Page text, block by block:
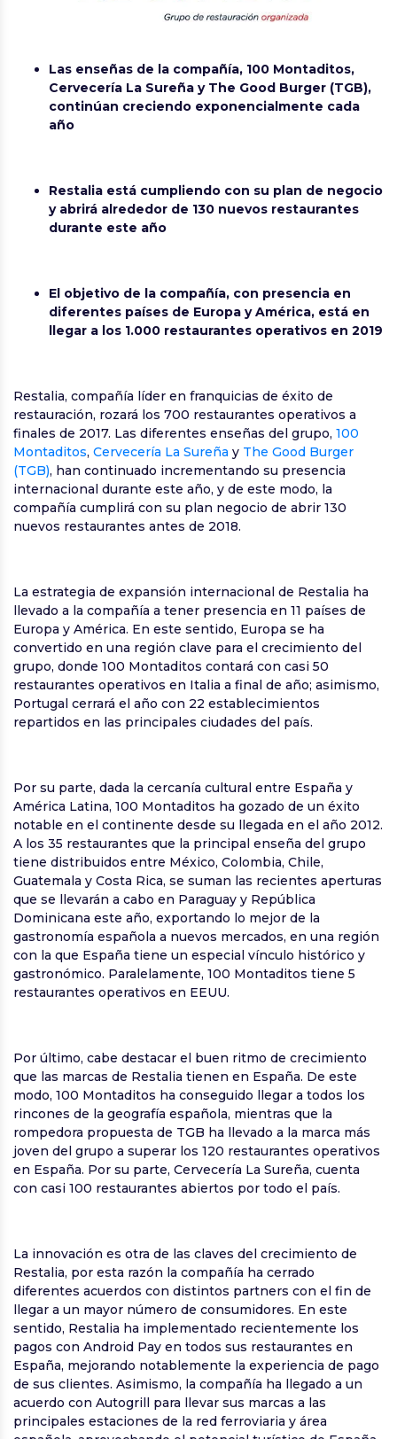
Las enseñas de la compañía, 100 Montaditos,
Cervecería La Sureña y The Good Burger (TGB),
continúan creciendo exponencialmente cada
año
Restalia está cumpliendo con su plan de negocio
y abrirá alrededor de 130 nuevos restaurantes
durante este año
El objetivo de la compañía, con presencia en
diferentes países de Europa y América, está en
llegar a los 1.000 restaurantes operativos en 2019
Restalia, compañía líder en franquicias de éxito de
restauración, rozará los 700 restaurantes operativos a
finales de 2017. Las diferentes enseñas del grupo, 100
Montaditos, Cervecería La Sureña y The Good Burger
(TGB), han continuado incrementando su presencia
internacional durante este año, y de este modo, la
compañía cumplirá con su plan negocio de abrir 130
nuevos restaurantes antes de 2018.
La estrategia de expansión internacional de Restalia ha
llevado a la compañía a tener presencia en 11 países de
Europa y América. En este sentido, Europa se ha
convertido en una región clave para el crecimiento del
grupo, donde 100 Montaditos contará con casi 50
restaurantes operativos en Italia a final de año; asimismo,
Portugal cerrará el año con 22 establecimientos
repartidos en las principales ciudades del país.
Por su parte, dada la cercanía cultural entre España y
América Latina, 100 Montaditos ha gozado de un éxito
notable en el continente desde su llegada en el año 2012.
A los 35 restaurantes que la principal enseña del grupo
tiene distribuidos entre México, Colombia, Chile,
Guatemala y Costa Rica, se suman las recientes aperturas
que se llevarán a cabo en Paraguay y República
Dominicana este año, exportando lo mejor de la
gastronomía española a nuevos mercados, en una región
con la que España tiene un especial vínculo histórico y
gastronómico. Paralelamente, 100 Montaditos tiene 5
restaurantes operativos en EEUU.
Por último, cabe destacar el buen ritmo de crecimiento
que las marcas de Restalia tienen en España. De este
modo, 100 Montaditos ha conseguido llegar a todos los
rincones de la geografía española, mientras que la
rompedora propuesta de TGB ha llevado a la marca más
joven del grupo a superar los 120 restaurantes operativos
en España. Por su parte, Cervecería La Sureña, cuenta
con casi 100 restaurantes abiertos por todo el país.
La innovación es otra de las claves del crecimiento de
Restalia, por esta razón la compañía ha cerrado
diferentes acuerdos con distintos partners con el fin de
llegar a un mayor número de consumidores. En este
sentido, Restalia ha implementado recientemente los
pagos con Android Pay en todos sus restaurantes en
España, mejorando notablemente la experiencia de pago
de sus clientes. Asimismo, la compañía ha llegado a un
acuerdo con Autogrill para llevar sus marcas a las
principales estaciones de la red ferroviaria y área